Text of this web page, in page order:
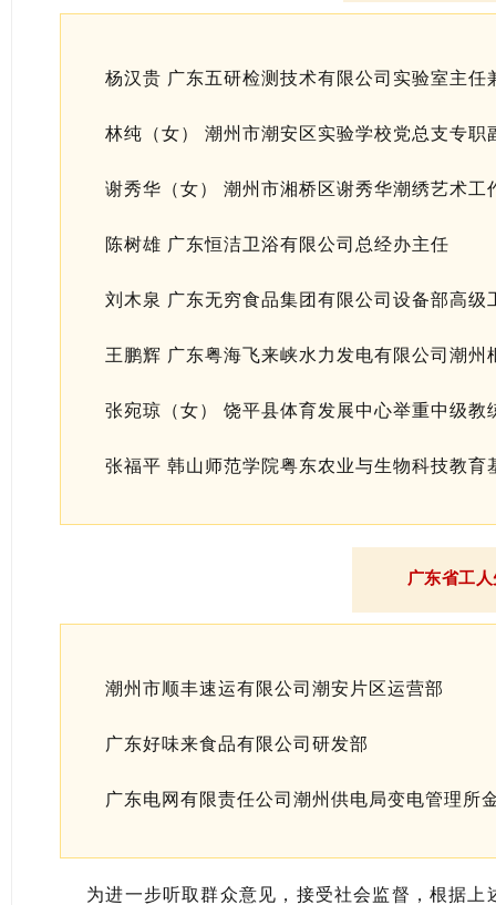
杨汉贵 广东五研检测技术有限公司实验室主任
林纯（女） 潮州市潮安区实验学校党总支专职
谢秀华（女） 潮州市湘桥区谢秀华潮绣艺术工
陈树雄 广东恒洁卫浴有限公司总经办主任
刘木泉 广东无穷食品集团有限公司设备部高级
王鹏辉 广东粤海飞来峡水力发电有限公司潮州
张宛琼（女） 饶平县体育发展中心举重中级教
张福平 韩山师范学院粤东农业与生物科技教育
广东省工
潮州市顺丰速运有限公司潮安片区运营部
广东好味来食品有限公司研发部
广东电网有限责任公司潮州供电局变电管理所
为进一步听取群众意见，接受社会监督，根据